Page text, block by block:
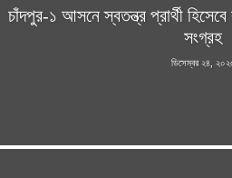
চাঁদপুর-১ আসনে স্বতন্ত্র প্রার্থী
সংগ্রহ
ডিসেম্বর ২৪,